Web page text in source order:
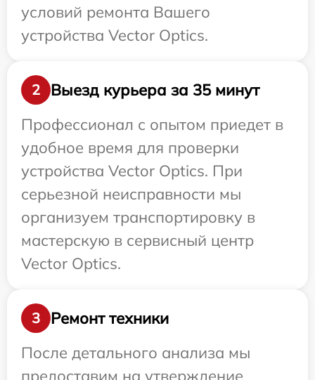
условий ремонта Вашего
устройства Vector Optics.
2
Выезд курьера за 35 минут
Профессионал с опытом приедет в
удобное время для проверки
устройства Vector Optics. При
серьезной неисправности мы
организуем транспортировку в
мастерскую в сервисный центр
Vector Optics.
3
Ремонт техники
После детального анализа мы
предоставим на утверждение